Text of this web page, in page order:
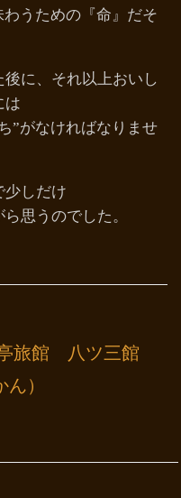
うための『命』だそ
に、それ以上おいし
は
”がなければなりませ
少しだけ
思うのでした。
旅館 八ツ三館
）